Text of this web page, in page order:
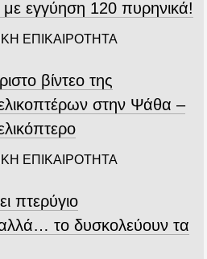
εγγύηση 120 πυρηνικά!
ΕΠΙΚΑΙΡΟΤΗΤΑ
βίντεο της
στην Ψάθα –
ΕΠΙΚΑΙΡΟΤΗΤΑ
πτερύγιο
το δυσκολεύουν τα